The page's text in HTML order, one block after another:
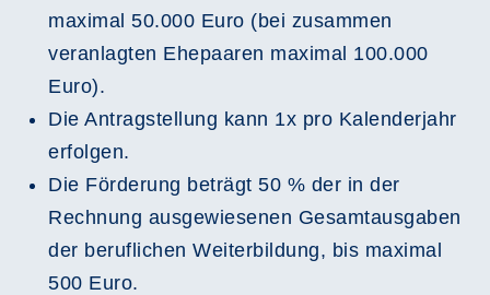
maximal 50.000 Euro (bei zusammen
veranlagten Ehepaaren maximal 100.000
Euro).
Die Antragstellung kann 1x pro Kalenderjahr
erfolgen.
Die Förderung beträgt 50 % der in der
Rechnung ausgewiesenen Gesamtausgaben
der beruflichen Weiterbildung, bis maximal
500 Euro.